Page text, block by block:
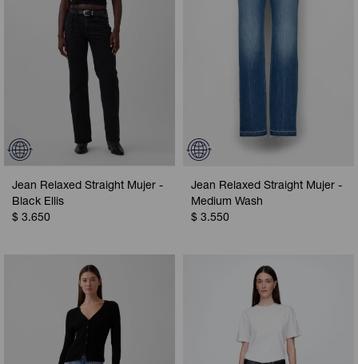
Jean Relaxed Straight Mujer -
Black Ellis
$ 3.650
Jean Relaxed Straight Mujer -
Medium Wash
$ 3.550